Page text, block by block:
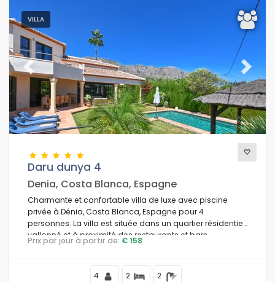
VILLA
Previous Next
Daru dunya 4
Denia, Costa Blanca, Espagne
Charmante et confortable villa de luxe avec piscine
privée à Dénia, Costa Blanca, Espagne pour 4
personnes. La villa est située dans un quartier résidentiel
vallonné et à proximité des restaurants et bars.
Prix par jour à partir de: € 158
4 2 2